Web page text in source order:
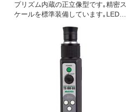
プリズム内蔵の正立像型です｡精密ス
ケールを標準装備しています｡LEDの